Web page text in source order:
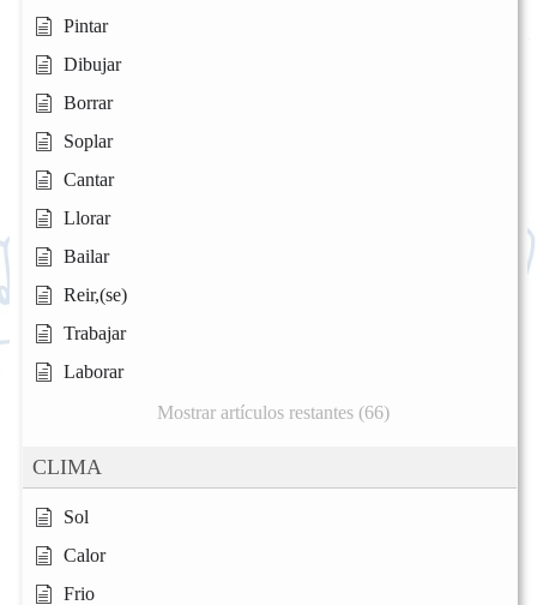
Pintar
Dibujar
Borrar
Soplar
Cantar
Llorar
Bailar
Reir,(se)
Trabajar
Laborar
Mostrar artículos restantes (66)
CLIMA
Sol
Calor
Frio